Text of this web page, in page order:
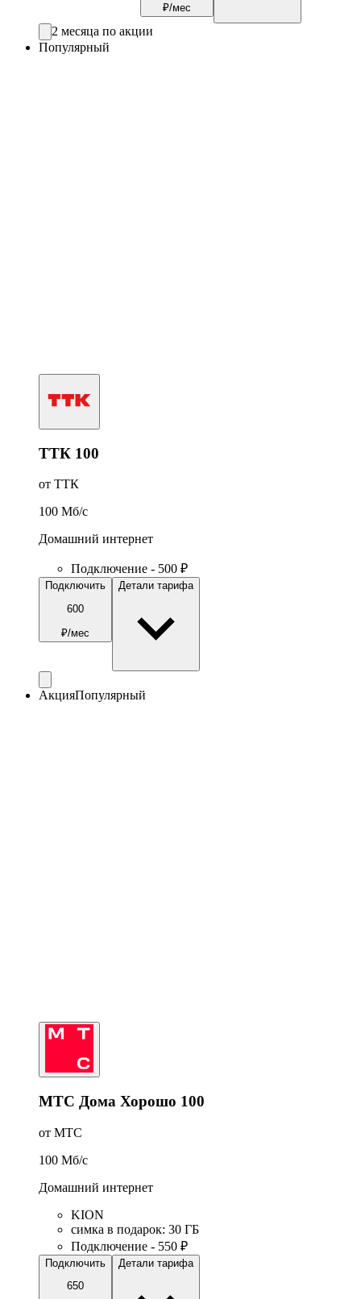
₽/мес
2 месяца по акции
Популярный
ТТК 100
от ТТК
100 Мб/c
Домашний интернет
Подключение - 500 ₽
Подключить
600
₽/мес
Детали тарифа
АкцияПопулярный
МТС Дома Хорошо 100
от МТС
100 Мб/c
Домашний интернет
KION
симка в подарок: 30 ГБ
Подключение - 550 ₽
Подключить
650
Детали тарифа